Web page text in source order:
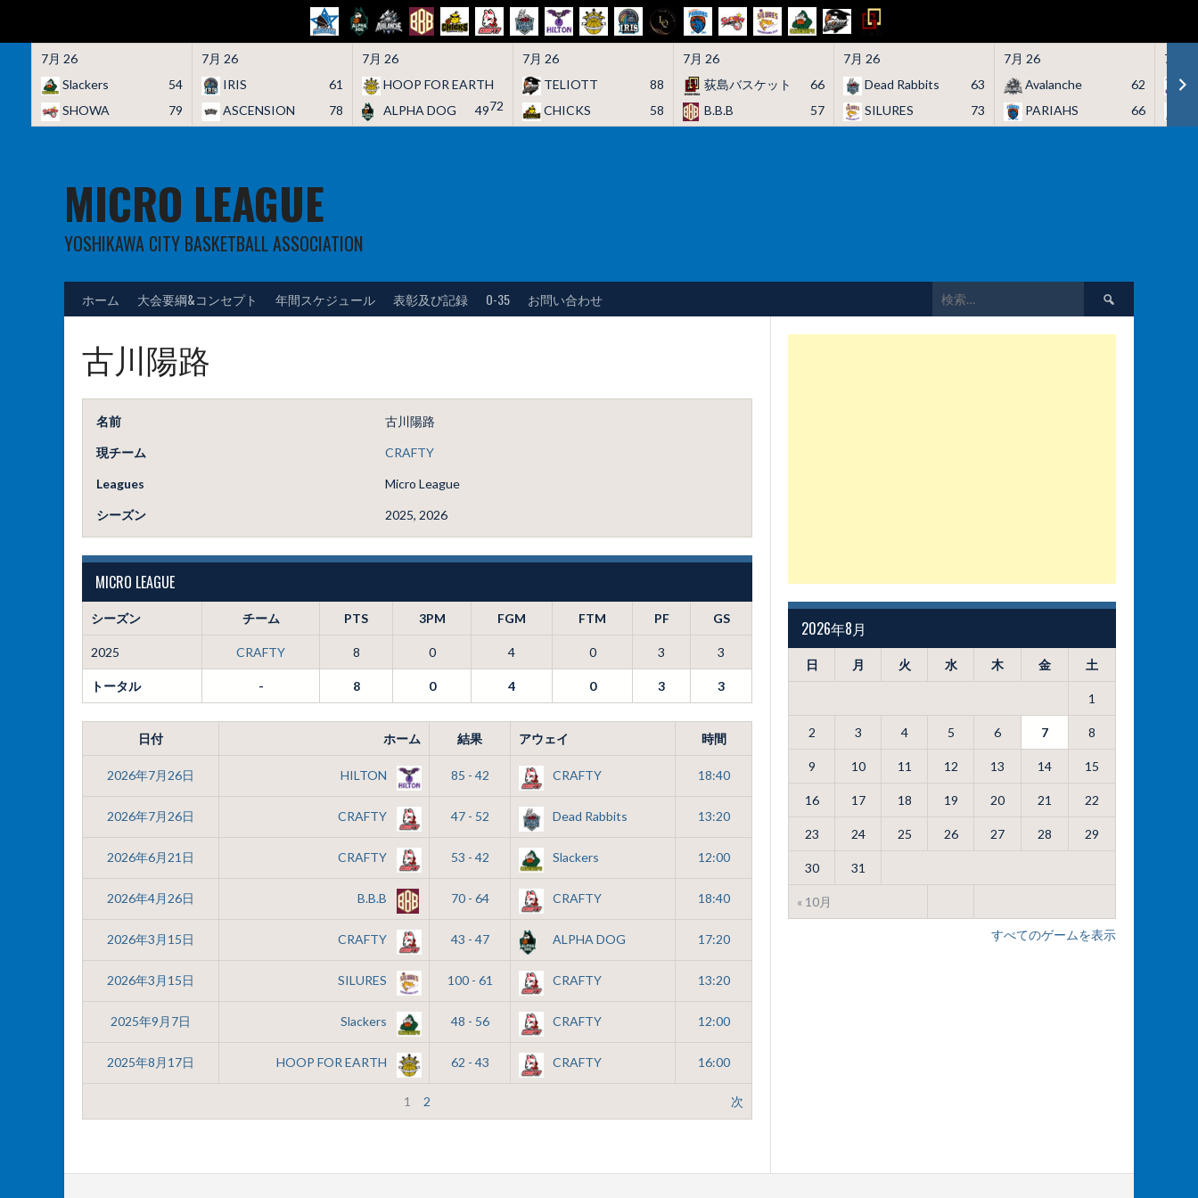
7月 26
Slackers
54
SHOWA
79
7月 26
IRIS
61
ASCENSION
78
7月 26
HOOP FOR EARTH
72
ALPHA DOG 49
7月 26
TELIOTT
88
CHICKS
58
7月 26
荻島バスケット
66
B.B.B
57
7月 26
Dead Rabbits
63
SILURES
73
7月 26
Avalanche
62
PARIAHS
66
7月
MICRO LEAGUE
YOSHIKAWA CITY BASKETBALL ASSOCIATION
ホーム 大会要綱&コンセプト 年間スケジュール 表彰及び記録 O-35 お問い合わせ
索:
古川陽路
名前 古川陽路
現チーム CRAFTY
Leagues Micro League
シーズン 2025, 2026
MICRO LEAGUE
シーズン チーム PTS 3PM FGM FTM PF GS
2025 CRAFTY 8 0 4 0 3 3
トータル - 8 0 4 0 3 3
日付 ホーム 結果 アウェイ 時間
2026年7月26日 HILTON 85 - 42 CRAFTY 18:40
2026年7月26日 CRAFTY 47 - 52 Dead Rabbits 13:20
2026年6月21日 CRAFTY 53 - 42 Slackers 12:00
2026年4月26日 B.B.B 70 - 64 CRAFTY 18:40
2026年3月15日 CRAFTY 43 - 47 ALPHA DOG 17:20
2026年3月15日 SILURES 100 - 61 CRAFTY 13:20
2025年9月7日 Slackers 48 - 56 CRAFTY 12:00
2025年8月17日 HOOP FOR EARTH 62 - 43 CRAFTY 16:00
1 2 次
2026年8月
日 月 火 水 木 金 土
« 10月
1
2 3 4 5 6 7 8
9 10 11 12 13 14 15
16 17 18 19 20 21 22
23 24 25 26 27 28 29
30 31
すべてのゲームを表示